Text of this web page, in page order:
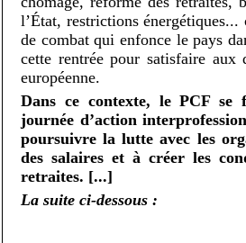
l’État, restrictions
de combat qui enfonce le pays
cette rentrée pour satisfaire
européenne.
Dans ce contexte, le PCF se
journée d’action
poursuivre la lutte avec les
des salaires et à créer les
retraites. [...]
La suite ci-dessous :